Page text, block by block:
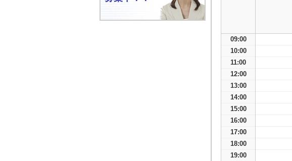
09:00
10:00
11:00
12:00
13:00
14:00
15:00
16:00
17:00
18:00
19:00